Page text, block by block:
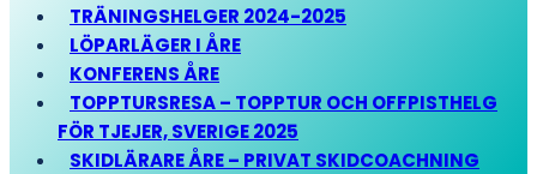
TRÄNINGSHELGER 2024-2025
LÖPARLÄGER I ÅRE
KONFERENS ÅRE
TOPPTURSRESA – TOPPTUR OCH OFFPISTHELG
FÖR TJEJER, SVERIGE 2025
SKIDLÄRARE ÅRE – PRIVAT SKIDCOACHNING